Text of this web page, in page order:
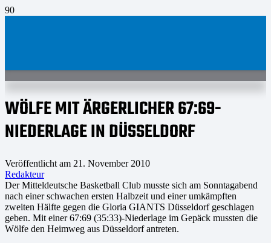
WÖLFE MIT ÄRGERLICHER 67:69-
NIEDERLAGE IN DÜSSELDORF
Veröffentlicht am 21. November 2010
Redakteur
Der Mitteldeutsche Basketball Club musste sich am Sonntagabend
nach einer schwachen ersten Halbzeit und einer umkämpften
zweiten Hälfte gegen die Gloria GIANTS Düsseldorf geschlagen
geben. Mit einer 67:69 (35:33)-Niederlage im Gepäck mussten die
Wölfe den Heimweg aus Düsseldorf antreten.